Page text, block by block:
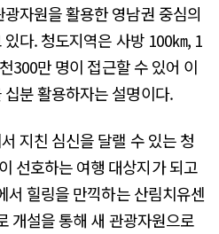
자원을 활용한 영남권 중심의
다. 청도지역은 사방 100㎞, 1
300만 명이 접근할 수 있어 이
분 활용하자는 설명이다.
지친 심신을 달랠 수 있는 청
선호하는 여행 대상지가 되고
서 힐링을 만끽하는 산림치유센
개설을 통해 새 관광자원으로